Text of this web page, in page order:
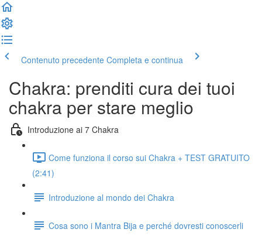
Contenuto precedente Completa e continua
Chakra: prenditi cura dei tuoi
chakra per stare meglio
Introduzione ai 7 Chakra
Come funziona il corso sui Chakra + TEST GRATUITO
(2:41)
Introduzione al mondo dei Chakra
Cosa sono i Mantra Bija e perché dovresti conoscerli